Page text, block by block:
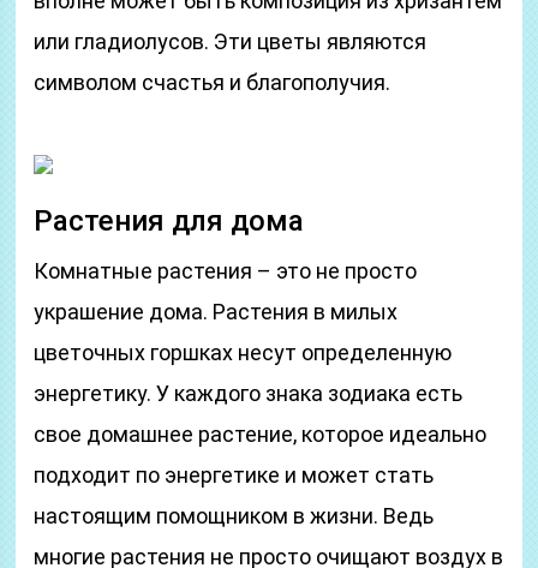
или гладиолусов. Эти цветы являются
символом счастья и благополучия.
Растения для дома
Комнатные растения – это не просто
украшение дома. Растения в милых
цветочных горшках несут определенную
энергетику. У каждого знака зодиака есть
свое домашнее растение, которое идеально
подходит по энергетике и может стать
настоящим помощником в жизни. Ведь
многие растения не просто очищают воздух в